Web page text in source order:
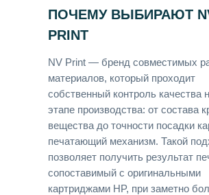
ПОЧЕМУ ВЫБИРАЮТ
PRINT
NV Print — бренд совместимых
материалов, который проходит
собственный контроль качества
этапе производства: от состава
вещества до точности посадки
печатающий механизм. Такой
позволяет получить результат
сопоставимый с оригинальными
картриджами HP, при заметно